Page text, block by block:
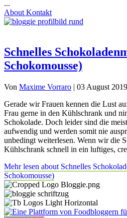
...
About Kontakt
Schnelles
Schokomousse)
Von Maxime Vorraro | 03 August 2019
Gerade wir Frauen kennen die Lust
Frau gerne in den Kühlschrank und
Schokolade. Doch leider sind die
aufwendig und werden somit nie
unbedingt weiterlesen. Wenn wir die
Kühlschrank schnell in ein luftiges,
Mehr lesen about Schnelles
Schokomousse)